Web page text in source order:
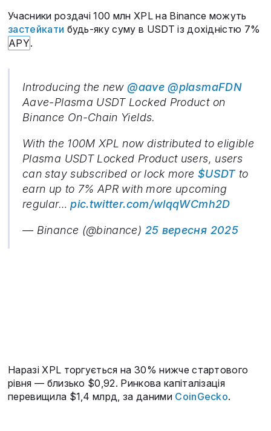
Учасники роздачі 100 млн XPL на Binance можуть
застейкати будь-яку суму в USDT із дохідністю 7%
APY.
Introducing the new@aave @plasmaFDN
Aave-Plasma USDT Locked Product on
Binance On-Chain Yields.
With the 100M XPL now distributed to eligible
Plasma USDT Locked Product users, users
can stay subscribed or lock more $USDTto
earn up to 7% APR with more upcoming
regular…pic.twitter.com/wlqqWCmh2D
— Binance (@binance) 25 вересня 2025
Наразі XPL торгується на 30% нижче стартового
рівня — близько $0,92. Ринкова капіталізація
перевищила $1,4 млрд, за даними CoinGecko.